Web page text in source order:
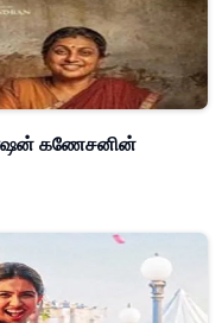
தர்ஷன் கணேசனின்